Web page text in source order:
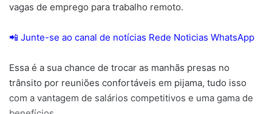
vagas de emprego para trabalho remoto.
📲 Junte-se ao canal de notícias Rede Noticias WhatsApp
Essa é a sua chance de trocar as manhãs presas no
trânsito por reuniões confortáveis em pijama, tudo isso
com a vantagem de salários competitivos e uma gama de